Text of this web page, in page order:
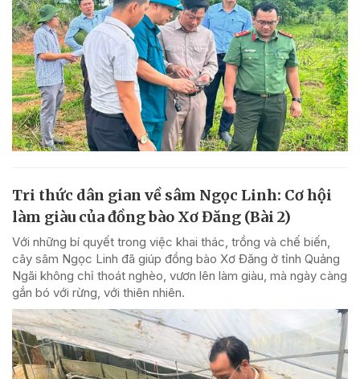
Tri thức dân gian về sâm Ngọc Linh: Cơ hội
làm giàu của đồng bào Xơ Đăng (Bài 2)
Với những bí quyết trong việc khai thác, trồng và chế biến,
cây sâm Ngọc Linh đã giúp đồng bào Xơ Đăng ở tỉnh Quảng
Ngãi không chỉ thoát nghèo, vươn lên làm giàu, mà ngày càng
gắn bó với rừng, với thiên nhiên.